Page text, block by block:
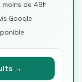
de 48h
Google
→